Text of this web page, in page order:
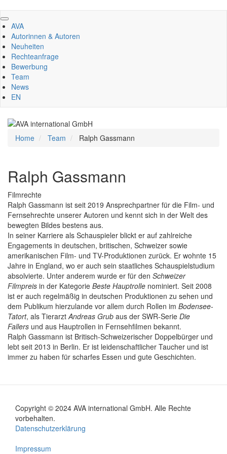
Direkt
zum
Inhalt
AVA
Autorinnen & Autoren
Neuheiten
Rechteanfrage
Bewerbung
Team
News
EN
Home Team Ralph Gassmann
Ralph Gassmann
Filmrechte
Ralph Gassmann ist seit 2019 Ansprechpartner für die Film- und
Fernsehrechte unserer Autoren und kennt sich in der Welt des
bewegten Bildes bestens aus.
In seiner Karriere als Schauspieler blickt er auf zahlreiche
Engagements in deutschen, britischen, Schweizer sowie
amerikanischen Film- und TV-Produktionen zurück. Er wohnte 15
Jahre in England, wo er auch sein staatliches Schauspielstudium
absolvierte. Unter anderem wurde er für den Schweizer
Filmpreis in der Kategorie Beste Hauptrolle nominiert. Seit 2008
ist er auch regelmäßig in deutschen Produktionen zu sehen und
dem Publikum hierzulande vor allem durch Rollen im Bodensee-
Tatort, als TierarztAndreas Grub aus der SWR-Serie Die
Fallers und aus Hauptrollen in Fernsehfilmen bekannt.
Ralph Gassmann ist Britisch-Schweizerischer Doppelbürger und
lebt seit 2013 in Berlin. Er ist leidenschaftlicher Taucher und ist
immer zu haben für scharfes Essen und gute Geschichten.
Copyright © 2024 AVA international GmbH. Alle Rechte
vorbehalten.
Footer
menu
Datenschutzerklärung
Impressum